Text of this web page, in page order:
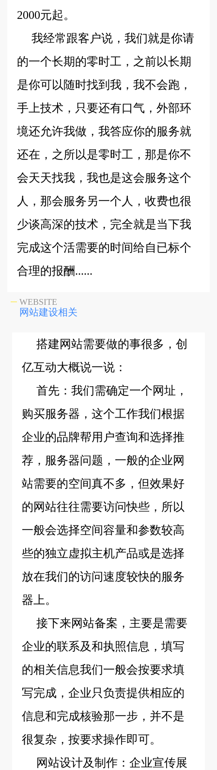
2000元起。
我经常跟客户说，我们就是你请
的一个长期的零时工，之前以长期
是你可以随时找到我，我不会跑，
手上技术，只要还有口气，外部环
境还允许我做，我答应你的服务就
还在，之所以是零时工，那是你不
会天天找我，我也是这会服务这个
人，那会服务另一个人，收费也很
少谈高深的技术，完全就是当下我
完成这个活需要的时间给自已标个
合理的报酬......
WEBSITE
网站建设相关
搭建网站需要做的事很多，创
亿互动大概说一说：
首先：我们需确定一个网址，
购买服务器，这个工作我们根据
企业的品牌帮用户查询和选择推
荐，服务器问题，一般的企业网
站需要的空间真不多，但效果好
的网站往往需要访问快些，所以
一般会选择空间容量和参数较高
些的独立虚拟主机产品或是选择
放在我们的访问速度较快的服务
器上。
接下来网站备案，主要是需要
企业的联系及和执照信息，填写
的相关信息我们一般会按要求填
写完成，企业只负责提供相应的
信息和完成核验那一步，并不是
很复杂，按要求操作即可。
网站设计及制作：企业宣传展